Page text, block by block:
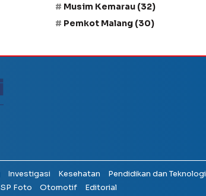
Musim Kemarau (32)
Pemkot Malang (30)
Investigasi Kesehatan
Pendidikan dan Teknologi
SP Foto Otomotif Editorial